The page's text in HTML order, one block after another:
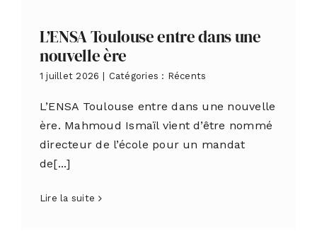
L’ENSA Toulouse entre dans une
nouvelle ère
1 juillet 2026 Catégories : Récents
L’ENSA Toulouse entre dans une nouvelle
ère. Mahmoud Ismaïl vient d’être nommé
directeur de l’école pour un mandat
de[...]
Lire la suite